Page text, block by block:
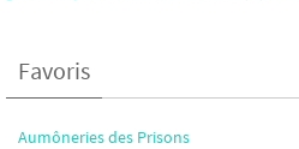
Favoris
Aumôneries des Prisons